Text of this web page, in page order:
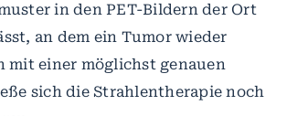
in den PET-Bildern der Ort
an dem ein Tumor wieder
mit einer möglichst genauen
sich die Strahlentherapie noch